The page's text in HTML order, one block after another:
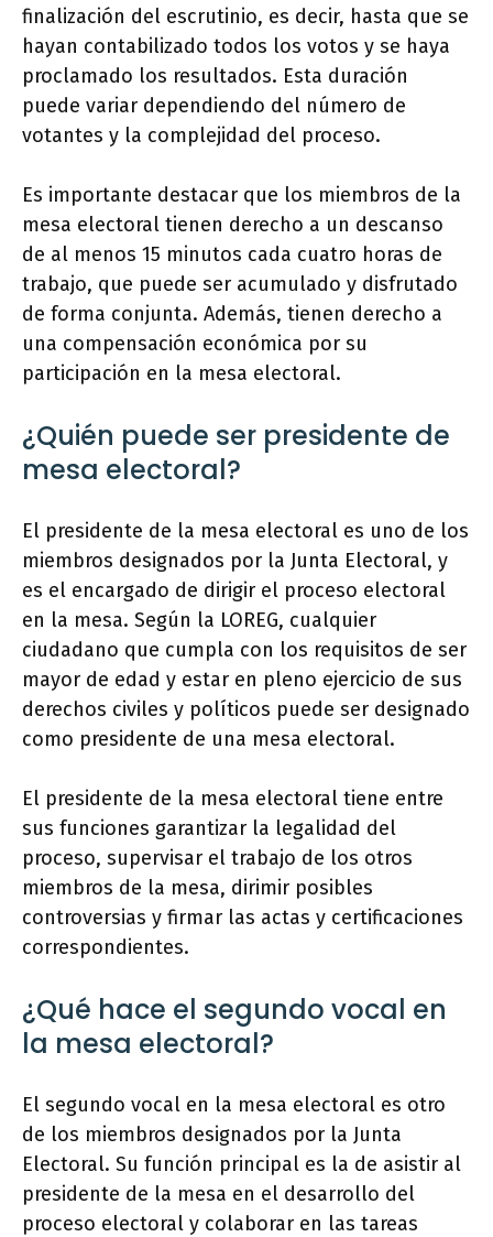
finalización del escrutinio, es decir, hasta que se
hayan contabilizado todos los votos y se haya
proclamado los resultados. Esta duración
puede variar dependiendo del número de
votantes y la complejidad del proceso.
Es importante destacar que los miembros de la
mesa electoral tienen derecho a un descanso
de al menos 15 minutos cada cuatro horas de
trabajo, que puede ser acumulado y disfrutado
de forma conjunta. Además, tienen derecho a
una compensación económica por su
participación en la mesa electoral.
¿Quién puede ser presidente de
mesa electoral?
El presidente de la mesa electoral es uno de los
miembros designados por la Junta Electoral, y
es el encargado de dirigir el proceso electoral
en la mesa. Según la LOREG, cualquier
ciudadano que cumpla con los requisitos de ser
mayor de edad y estar en pleno ejercicio de sus
derechos civiles y políticos puede ser designado
como presidente de una mesa electoral.
El presidente de la mesa electoral tiene entre
sus funciones garantizar la legalidad del
proceso, supervisar el trabajo de los otros
miembros de la mesa, dirimir posibles
controversias y firmar las actas y certificaciones
correspondientes.
¿Qué hace el segundo vocal en
la mesa electoral?
El segundo vocal en la mesa electoral es otro
de los miembros designados por la Junta
Electoral. Su función principal es la de asistir al
presidente de la mesa en el desarrollo del
proceso electoral y colaborar en las tareas